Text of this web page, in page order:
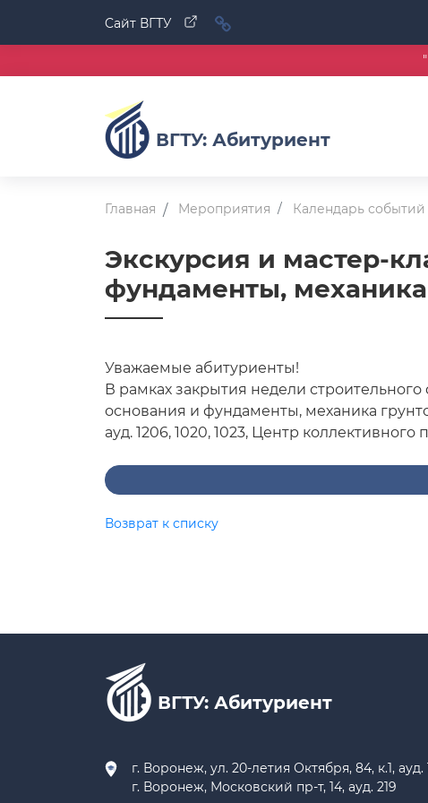
Cайт ВГТУ
ВГТУ: Абитуриент
Главная Мероприятия Календарь событий
Экскурсия и мастер-
фундаменты, механика
Уважаемые абитуриенты!
В рамках закрытия недели
основания и фундаменты, механика
ауд. 1206, 1020, 1023, Центр коллективного
Возврат к списку
ВГТУ: Абитуриент
г. Воронеж, ул. 20-летия Октября, 84, к.1, ауд.
г. Воронеж, Московский пр-т, 14, ауд. 219